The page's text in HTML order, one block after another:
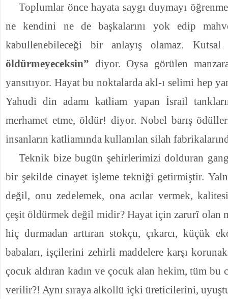
Toplumlar önce hayata saygı duymayı
ne kendini ne de başkalarını yok edip
kabullenebileceği bir anlayış olamaz.
öldürmeyeceksin” diyor. Oysa görülen
yansıtıyor. Hayat bu noktalarda akl-ı selimi hep
Yahudi din adamı katliam yapan İsrail
merhamet etme, öldür! diyor. Nobel barış
insanların katliamında kullanılan silah
Teknik bize bugün şehirlerimizi dolduran
bir şekilde cinayet işleme tekniği getirmiştir.Yaln
değil, onu zedelemek, ona acı­lar vermek,
çeşit öldürmek değil midir? Hayat için zarurî olan
hiç durmadan art­tıran stokçu, çıkarcı, küçük
babaları, işçilerini zehirli maddelere karşı
çocuk aldıran kadın ve çocuk alan hekim, tüm bu
verilir?! Aynı sı­raya alkollü içki üreticilerini,